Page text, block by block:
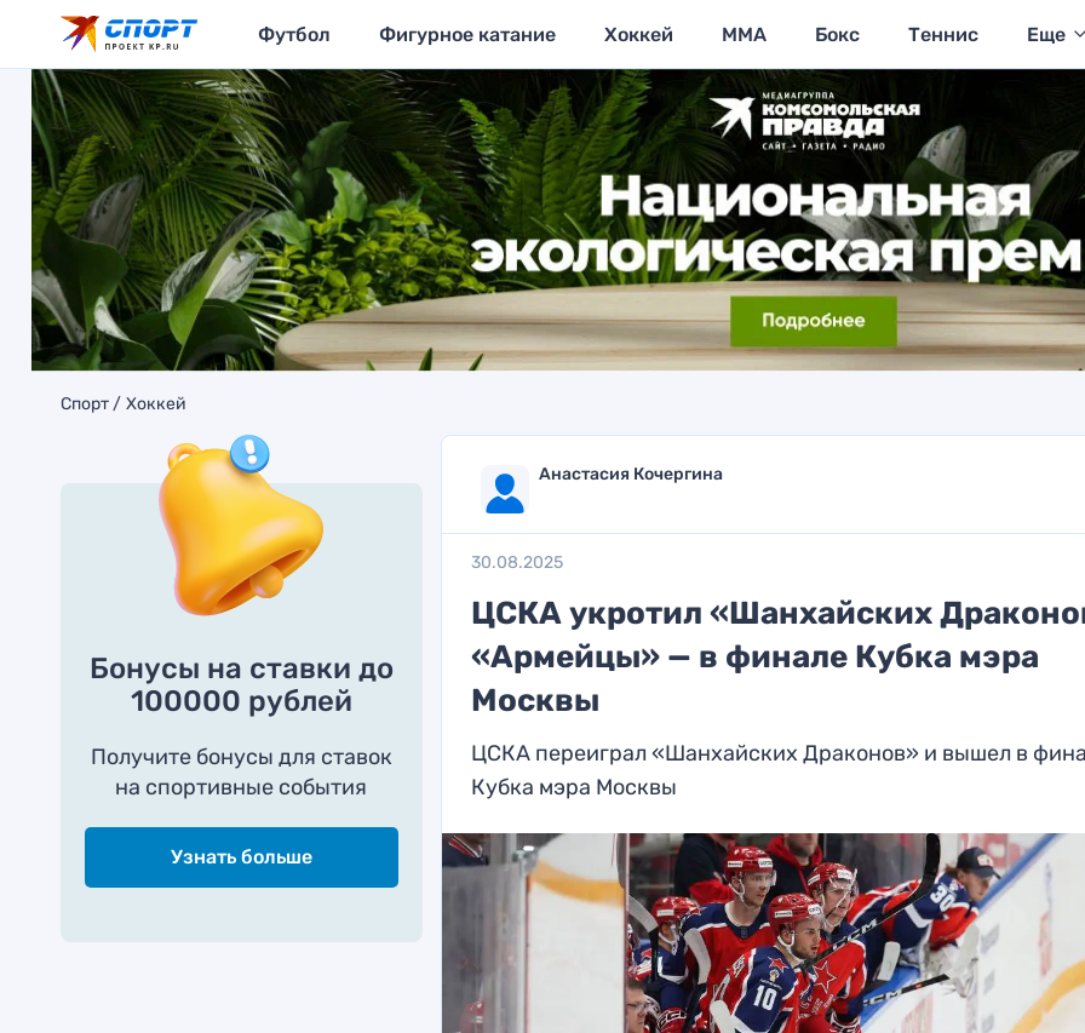
Футбол Фигурное катание Хоккей MMA Бокс Теннис Еще
Спорт Хоккей
Бонусы на ставки до
100000 рублей
Получите бонусы для ставок
на спортивные события
Узнать больше
Анастасия Кочергина
30.08.2025
ЦСКА укротил «Шанхайских
«Армейцы» — в финале Кубка мэра
Москвы
ЦСКА переиграл «Шанхайских Драконов» и вышел в
Кубка мэра Москвы